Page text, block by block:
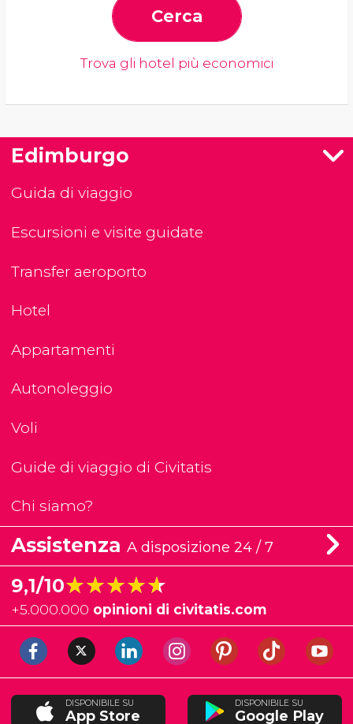
Cerca
Trova gli hotel più economici
Edimburgo
Guida di viaggio
Escursioni e visite guidate
Transfer aeroporto
Hotel
Appartamenti
Autonoleggio
Voli
Guide di viaggio di Civitatis
Chi siamo?
Assistenza A disposizione 24 / 7
9,1/10★★★★★
★★★★★
+5.000.000 opinioni di civitatis.com
DISPONIBILE SU
App Store
DISPONIBILE SU
Google Play